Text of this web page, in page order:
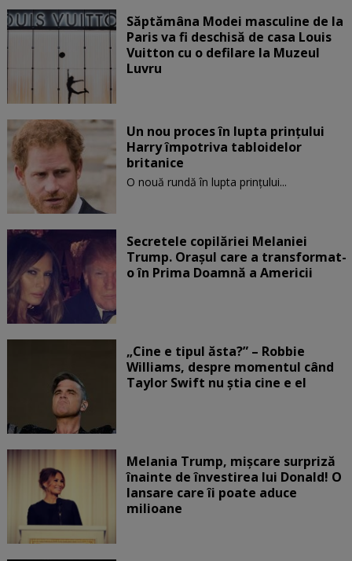
Săptămâna Modei masculine de la
Paris va fi deschisă de casa Louis
Vuitton cu o defilare la Muzeul
Luvru
Un nou proces în lupta prinţului
Harry împotriva tabloidelor
britanice
O nouă rundă în lupta prinţului...
Secretele copilăriei Melaniei
Trump. Orașul care a transformat-
o în Prima Doamnă a Americii
„Cine e tipul ăsta?” – Robbie
Williams, despre momentul când
Taylor Swift nu știa cine e el
Melania Trump, mișcare surpriză
înainte de învestirea lui Donald! O
lansare care îi poate aduce
milioane